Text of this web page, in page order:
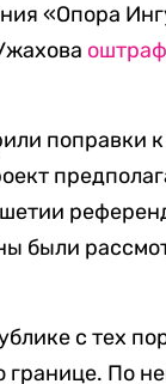
«Опора
поправки
были
с тех
По